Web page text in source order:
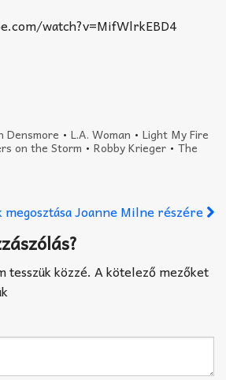
watch?v=MifWlrkEBD4
Densmore •L.A. Woman •Light My Fire
on the Storm • Robby Krieger • The
megosztása Joanne Milne részére
közzé. A kötelező mezőket